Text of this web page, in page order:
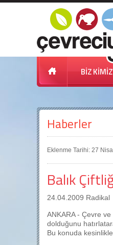
BİZ
Haberler
Eklenme Tarihi: 27
Balık
24.04.2009 Radikal
ANKARA - Çevre ve
dolduğunu
Bu konuda